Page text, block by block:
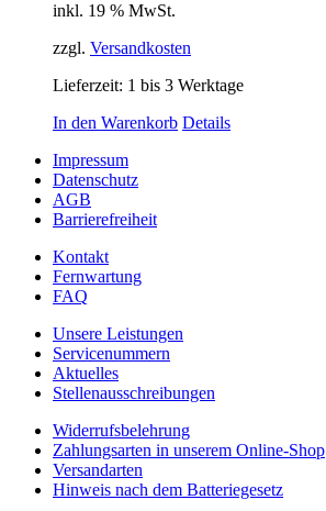
inkl. 19 % MwSt.
zzgl. Versandkosten
Lieferzeit: 1 bis 3 Werktage
In den Warenkorb Details
Impressum
Datenschutz
AGB
Barrierefreiheit
Kontakt
Fernwartung
FAQ
Unsere Leistungen
Servicenummern
Aktuelles
Stellenausschreibungen
Widerrufsbelehrung
Zahlungsarten in unserem Online-Shop
Versandarten
Hinweis nach dem Batteriegesetz